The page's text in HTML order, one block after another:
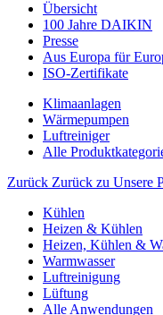
Übersicht
100 Jahre DAIKIN
Presse
Aus Europa für
ISO-Zertifikate
Klimaanlagen
Wärmepumpen
Luftreiniger
Alle
Zurück Zurück zu Unsere
Kühlen
Heizen & Kühlen
Heizen, Kühlen &
Warmwasser
Luftreinigung
Lüftung
Alle Anwendungen